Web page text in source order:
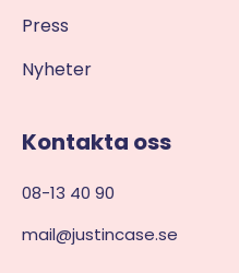
Press
Nyheter
Kontakta oss
08-13 40 90
mail@justincase.se